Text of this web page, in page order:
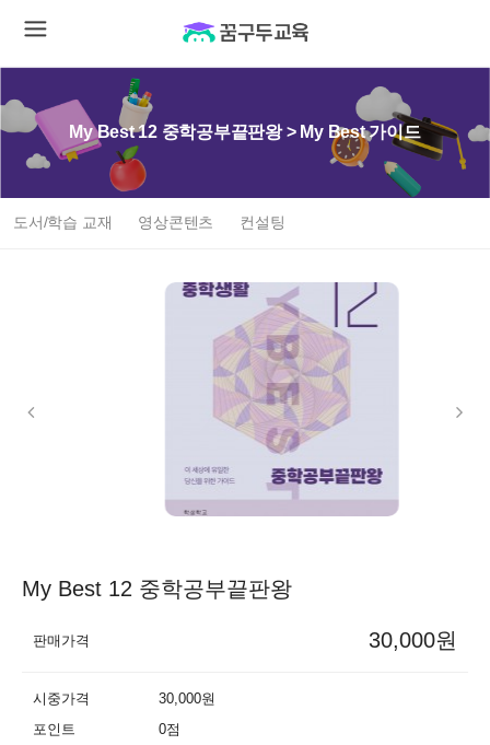
My Best 12 중학공부끝판왕 > My Best 가이드
도서/학습 교재 영상콘텐츠 컨설팅
My Best 12 중학공부끝판왕
판매가격 30,000원
시중가격
30,000원
포인트
0점